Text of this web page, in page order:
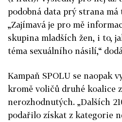
podobná data prý strana
„Zajímavá je pro mě
skupina mladších žen, i to,
téma sexuálního násilí,“
Kampaň SPOLU se naopak
kromě voličů druhé koalice
nerozhodnutých. „Dalších
podařilo získat z kategorie